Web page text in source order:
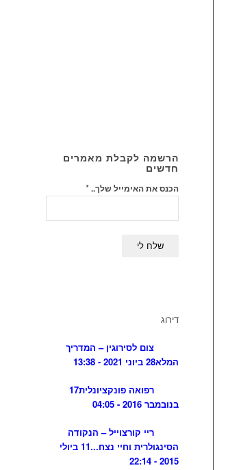
הרשמה לקבלת מאמרים
חדשים
הכנס את האימייל שלך..*
דירוג
צום לסירוגין – המדריך
המלא28 ביוני 2021 - 13:38
רפואה פונקציונלית17
בנובמבר 2016 - 04:05
ריי קורצוייל – הנקודה
הסינגולרית וחיי נצח...
11 ביולי
2015 - 22:14